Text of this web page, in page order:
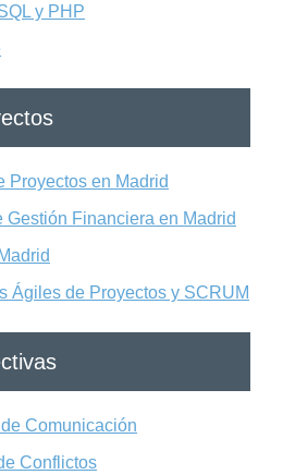
y PHP
Proyectos en Madrid
Financiera en Madrid
Ágiles de Proyectos y SCRUM
Comunicación
Conflictos